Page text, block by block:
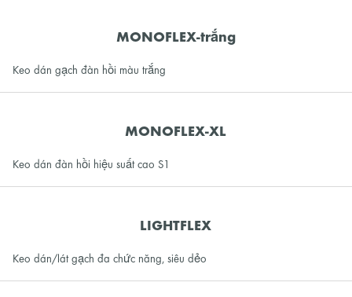
MONOFLEX-trắng
Keo dán gạch đàn hồi màu trắng
MONOFLEX-XL
Keo dán đàn hồi hiệu suất cao S1
LIGHTFLEX
Keo dán/lát gạch đa chức năng, siêu dẻo